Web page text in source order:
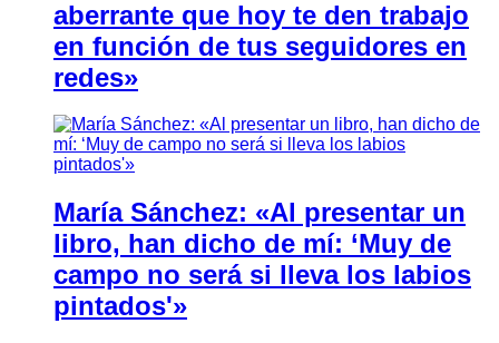
aberrante que hoy te den trabajo
en función de tus seguidores en
redes»
María Sánchez: «Al presentar un
libro, han dicho de mí: ‘Muy de
campo no será si lleva los labios
pintados'»